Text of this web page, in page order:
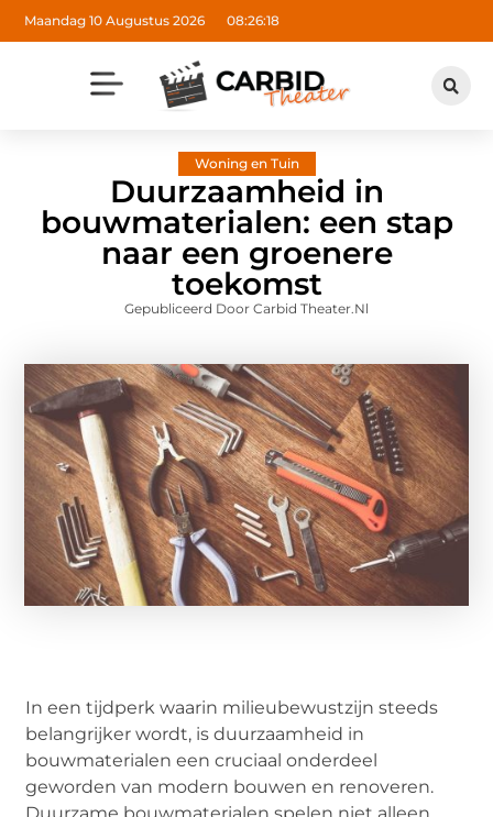
Maandag 10 Augustus 2026 08:26:19
Woning en Tuin
Duurzaamheid in
bouwmaterialen: een stap
naar een groenere
toekomst
Gepubliceerd Door Carbid Theater.nl
In een tijdperk waarin milieubewustzijn steeds
belangrijker wordt, is duurzaamheid in
bouwmaterialen een cruciaal onderdeel
geworden van modern bouwen en renoveren.